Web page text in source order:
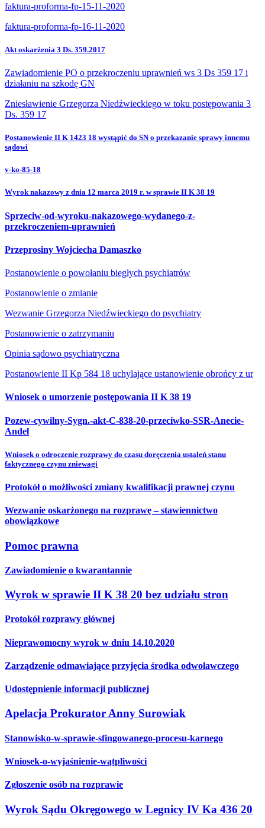
faktura-proforma-fp-15-11-2020
faktura-proforma-fp-16-11-2020
Akt oskarżenia 3 Ds. 359.2017
Zawiadomienie PO o przekroczeniu uprawnień ws 3 Ds 359 17 i
działaniu na szkodę GN
Zniesławienie Grzegorza Niedźwieckiego w toku postępowania 3
Ds. 359 17
Postanowienie II K 1423 18 wystąpić do SN o przekazanie sprawy innemu
sądowi
v-ko-85-18
Wyrok nakazowy z dnia 12 marca 2019 r. w sprawie II K 38 19
Sprzeciw-od-wyroku-nakazowego-wydanego-z-
przekroczeniem-uprawnień
Przeprosiny Wojciecha Damaszko
Postanowienie o powołaniu biegłych psychiatrów
Postanowienie o zmianie
Wezwanie Grzegorza Niedźwieckiego do psychiatry
Postanowienie o zatrzymaniu
Opinia sądowo psychiatryczna
Postanowienie II Kp 584 18 uchylające ustanowienie obrońcy z ur
Wniosek o umorzenie postępowania II K 38 19
Pozew-cywilny-Sygn.-akt-C-838-20-przeciwko-SSR-Anecie-
Andel
Wniosek o odroczenie rozprawy do czasu doręczenia ustaleń stanu
faktycznego czynu zniewagi
Protokół o możliwości zmiany kwalifikacji prawnej czynu
Wezwanie oskarżonego na rozprawę – stawiennictwo
obowiązkowe
Pomoc prawna
Zawiadomienie o kwarantannie
Wyrok w sprawie II K 38 20 bez udziału stron
Protokół rozprawy głównej
Nieprawomocny wyrok w dniu 14.10.2020
Zarządzenie odmawiające przyjęcia środka odwoławczego
Udostępnienie informacji publicznej
Apelacja Prokurator Anny Surowiak
Stanowisko-w-sprawie-sfingowanego-procesu-karnego
Wniosek-o-wyjaśnienie-wątpliwości
Zgłoszenie osób na rozprawie
Wyrok Sądu Okręgowego w Legnicy IV Ka 436 20